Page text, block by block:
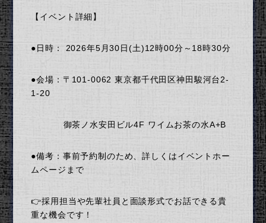
【イベント詳細】
●日時： 2026年5月30日(土)12時00分～18時30分
●会場：〒101-0062 東京都千代田区神田駿河台2-
1-20
御茶ノ水安田ビル4F ワイムお茶の水A+B
●備考：事前予約制のため、詳しくはイベントホー
ムページまで
👉採用担当や先輩社員と面談形式でお話できる貴
重な機会です！